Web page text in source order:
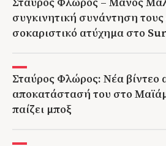
συγκινητική συνάντηση
σοκαριστικό ατύχημα στο
Σταύρος Φλώρος: Νέα βίντεο
αποκατάστασή του στο
παίζει μποξ